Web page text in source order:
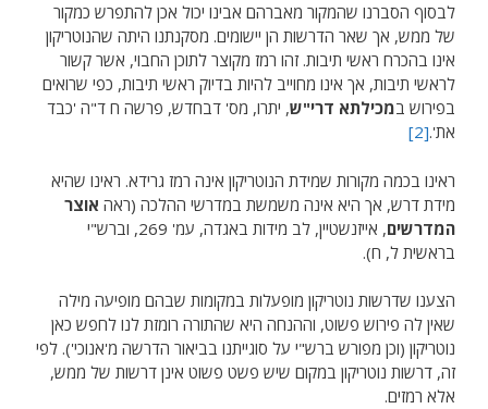
לבסוף הסברנו שהמקור מאברהם אבינו יכול אכן להתפרש כמקור
של ממש, אך שאר הדרשות הן יישומים. מסקנתנו היתה שהנוטריקון
אינו בהכרח ראשי תיבות. זהו רמז מקוצר לתוכן החבוי, אשר קשור
לראשי תיבות, אך אינו מחוייב להיות בדיוק ראשי תיבות, כפי שרואים
בפירוש במכילתא דרי"ש, יתרו, מס' דבחדש, פרשה ח ד"ה 'כבד
את'.[2]
ראינו בכמה מקורות שמידת הנוטריקון אינה רמז גרידא. ראינו שהיא
מידת דרש, אך היא אינה משמשת במדרשי ההלכה (ראה אוצר
המדרשים
, אייזנשטיין, לב מידות באגדה, עמ' 269, וברש"י
בראשית ל, ח).
הצענו שדרשות נוטריקון מופעלות במקומות שבהם מופיעה מילה
שאין לה פירוש פשוט, וההנחה היא שהתורה רומזת לנו לחפש כאן
נוטריקון (וכן מפורש ברש"י על סוגייתנו בביאור הדרשה מ'אנוכי'). לפי
זה, דרשות נוטריקון במקום שיש פשט פשוט אינן דרשות של ממש,
אלא רמזים.